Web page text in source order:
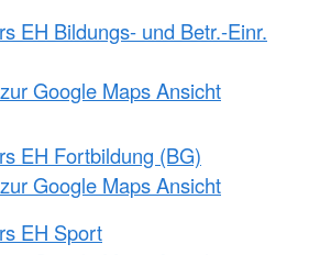
EH Bildungs- und Betr.-Einr.
Google Maps Ansicht
EH Fortbildung (BG)
Google Maps Ansicht
EH Sport